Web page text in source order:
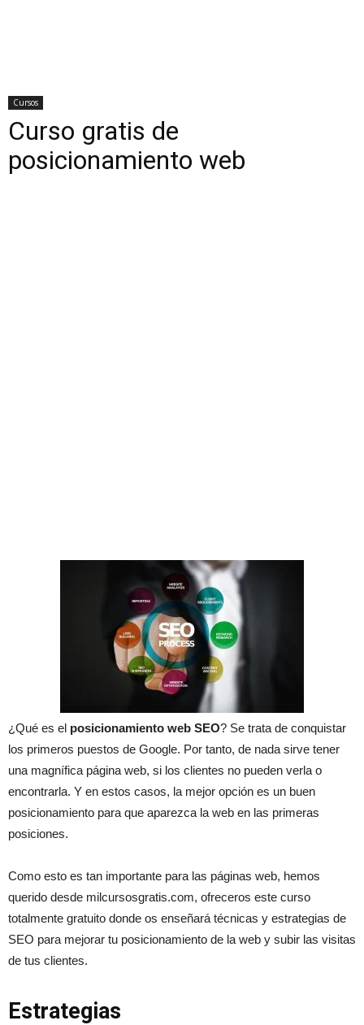
Cursos
Curso gratis de
posicionamiento web
¿Qué es el posicionamiento web SEO? Se trata de conquistar
los primeros puestos de Google. Por tanto, de nada sirve tener
una magnífica página web, si los clientes no pueden verla o
encontrarla. Y en estos casos, la mejor opción es un buen
posicionamiento para que aparezca la web en las primeras
posiciones.
Como esto es tan importante para las páginas web, hemos
querido desde milcursosgratis.com, ofreceros este curso
totalmente gratuito donde os enseñará técnicas y estrategias de
SEO para mejorar tu posicionamiento de la web y subir las visitas
de tus clientes.
Estrategias